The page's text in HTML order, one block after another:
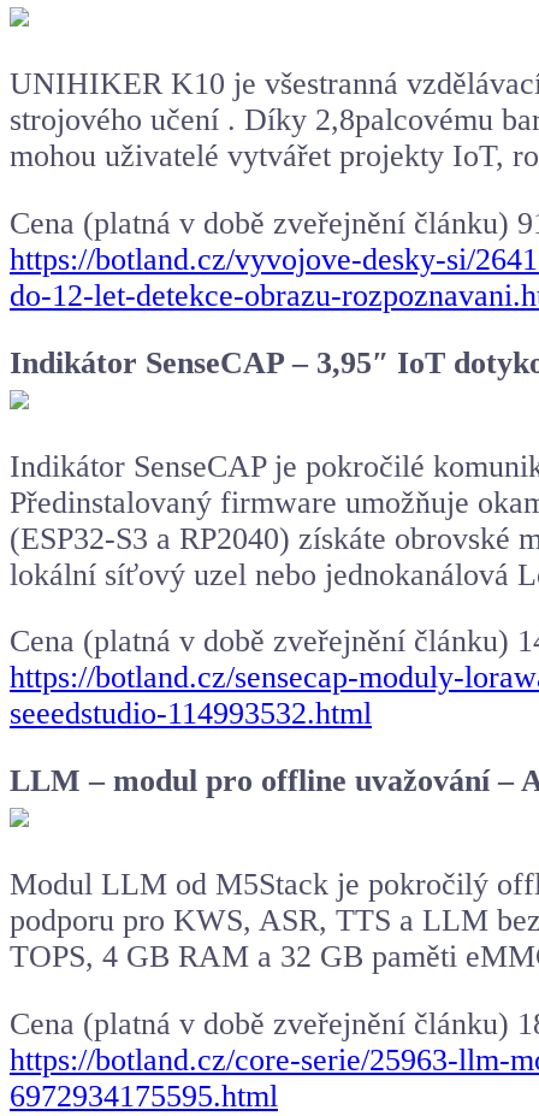
UNIHIKER K10 je všestranná
strojového učení . Díky 2,8palcovému
mohou uživatelé vytvářet projekty IoT,
Cena (platná v době zveřejnění článku)
https://botland.cz/vyvojove-desky-si/
do-12-let-detekce-obrazu-
Indikátor SenseCAP – 3,95″ IoT
Indikátor SenseCAP je pokročilé
Předinstalovaný firmware umožňuje
(ESP32-S3 a RP2040) získáte obrovské
lokální síťový uzel nebo jednokanálová
Cena (platná v době zveřejnění článku)
https://botland.cz/sensecap-moduly-
seeedstudio-114993532.html
LLM – modul pro offline uvažování –
Modul LLM od M5Stack je pokročilý
podporu pro KWS, ASR, TTS a LLM
TOPS, 4 GB RAM a 32 GB paměti
Cena (platná v době zveřejnění článku)
https://botland.cz/core-serie/25963-llm-
6972934175595.html